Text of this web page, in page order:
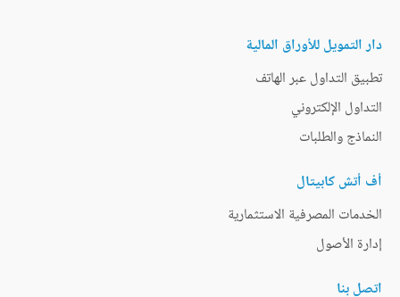
دار التمويل للأوراق المالية
تطبيق التداول عبر الهاتف
التداول الإلكتروني
النماذج والطلبات
أف أتش كابيتال
الخدمات المصرفية الاستثمارية
إدارة الأصول
اتصل بنا